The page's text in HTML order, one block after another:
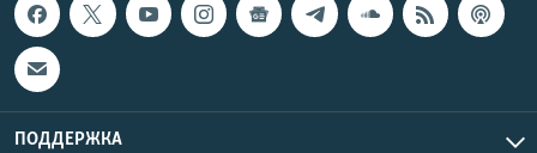
ПОДДЕРЖКА